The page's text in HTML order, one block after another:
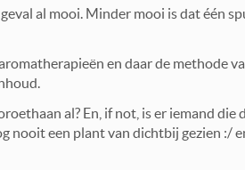
al mooi. Minder mooi is dat één
en daar de methode
al? En, if not, is er iemand die
nooit een plant van dichtbij gezien :/